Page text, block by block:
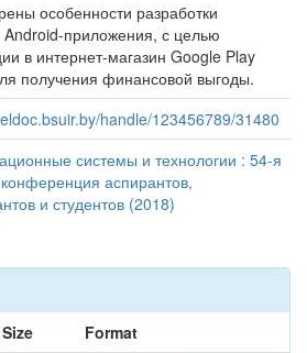
особенности разработки
Android-приложения, с целью
в интернет-магазин Google Play
получения финансовой выгоды.
handle/123456789/31480
системы и технологии : 54-я
аспирантов,
и студентов (2018)
Size
Format